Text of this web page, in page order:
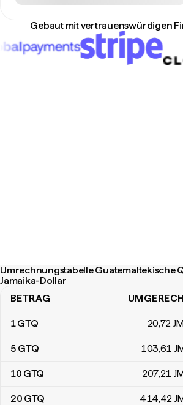
Gebaut mit vertrauenswürdigen
Umrechnungstabelle Guatemaltekische
Jamaika-Dollar
Umrechnungstabelle Guatemaltekische
BETRAG
1GTQ 20,72
5 GTQ 103,61
10 GTQ 207,21
20 GTQ 414,42